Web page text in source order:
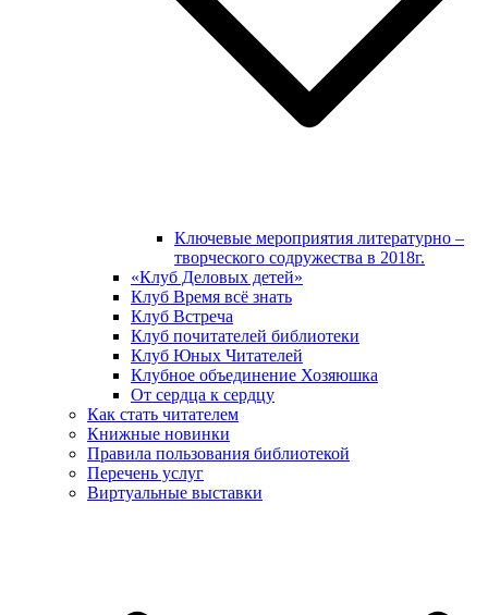
Ключевые мероприятия литературно –
творческого содружества в 2018г.
«Клуб Деловых детей»
Клуб Время всё знать
Клуб Встреча
Клуб почитателей библиотеки
Клуб Юных Читателей
Клубное объединение Хозяюшка
От сердца к сердцу
Как стать читателем
Книжные новинки
Правила пользования библиотекой
Перечень услуг
Виртуальные выставки